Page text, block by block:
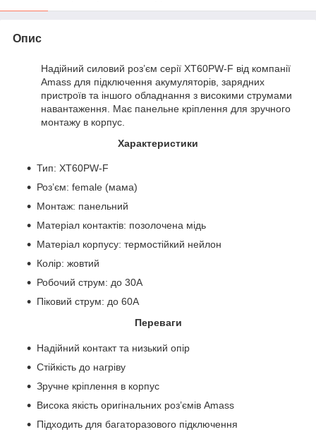
Опис
Надійний силовий роз’єм серії XT60PW-F від компанії
Amass для підключення акумуляторів, зарядних
пристроїв та іншого обладнання з високими струмами
навантаження. Має панельне кріплення для зручного
монтажу в корпус.
Характеристики
Тип: XT60PW-F
Роз’єм: female (мама)
Монтаж: панельний
Матеріал контактів: позолочена мідь
Матеріал корпусу: термостійкий нейлон
Колір: жовтий
Робочий струм: до 30A
Піковий струм: до 60A
Переваги
Надійний контакт та низький опір
Стійкість до нагріву
Зручне кріплення в корпус
Висока якість оригінальних роз’ємів Amass
Підходить для багаторазового підключення